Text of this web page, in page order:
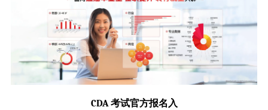
CDA 考试官方报名入